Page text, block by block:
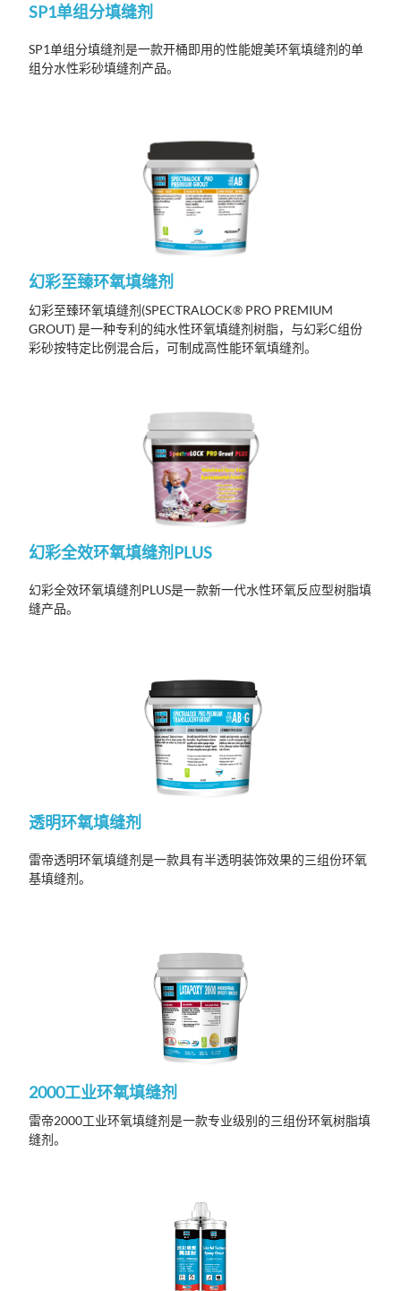
SP1单组分填缝剂
SP1单组分填缝剂是一款开桶即用的性能媲美环氧填缝剂的单
组分水性彩砂填缝剂产品。
幻彩至臻环氧填缝剂
幻彩至臻环氧填缝剂(SPECTRALOCK® PRO PREMIUM
GROUT)是一种专利的纯水性环氧填缝剂树脂，与幻彩C组份
彩砂按特定比例混合后，可制成高性能环氧填缝剂。
幻彩全效环氧填缝剂PLUS
幻彩全效环氧填缝剂PLUS是一款新一代水性环氧反应型树脂填
缝产品。
透明环氧填缝剂
雷帝透明环氧填缝剂是一款具有半透明装饰效果的三组份环氧
基填缝剂。
2000工业环氧填缝剂
雷帝2000工业环氧填缝剂是一款专业级别的三组份环氧树脂填
缝剂。